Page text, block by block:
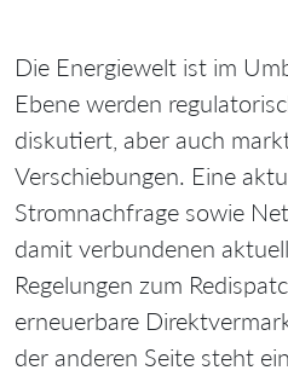
Die Energiewelt ist im
Ebene werden
diskutiert, aber auch
Verschiebungen. Eine
Stromnachfrage sowie
damit verbundenen
Regelungen zum
erneuerbare
der anderen Seite steht